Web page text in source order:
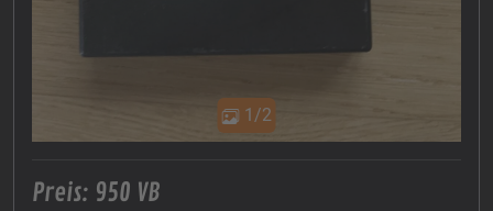
1/2
Preis: 950 VB